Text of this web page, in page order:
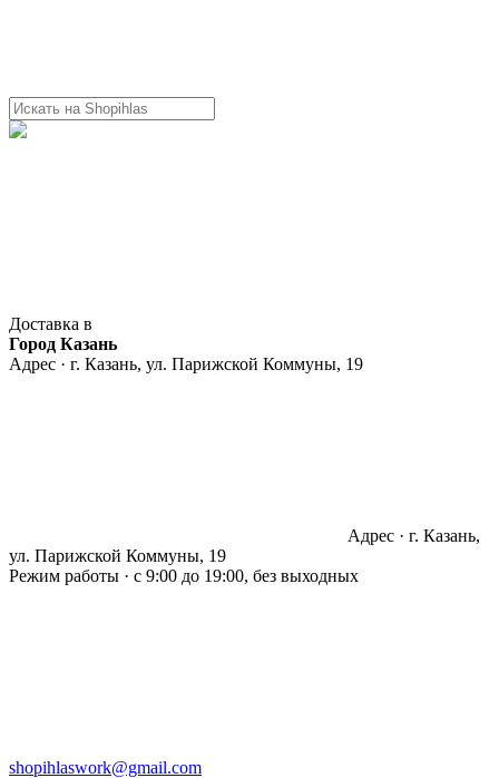
Доставка в
Город Казань
Адрес · г. Казань, ул. Парижской Коммуны, 19
Адрес · г. Казань,
ул. Парижской Коммуны, 19
Режим работы · с 9:00 до 19:00, без выходных
shopihlaswork@gmail.com